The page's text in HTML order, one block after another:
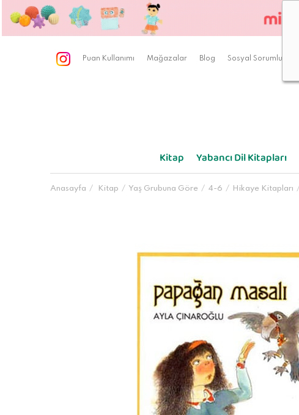
Puan Kullanımı Mağazalar Blog Sosyal Sorumluluk
Kitap Yabancı Dil Kitapları
Anasayfa Kitap Yaş Grubuna Göre 4-6 Hikaye Kitapları